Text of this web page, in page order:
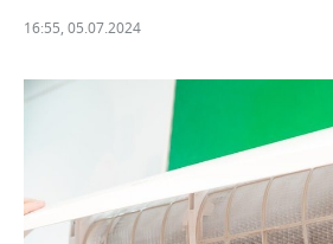
КОРОЛИ ГОСЗАКАЗА ПФО
ВУЗЫ ТАТАРСТАНА
КОМУ ПРИНАДЛЕЖАТ
БЮДЖЕТ
ПРОМЫШЛЕННОСТИ
АГРОПРОМ
НЕДВИЖИМОСТЬ
НОВОСТИ НЕДВИЖИМОСТИ
НОВОСТИ АВТО
БИЗНЕС
16:55, 05.07.2024